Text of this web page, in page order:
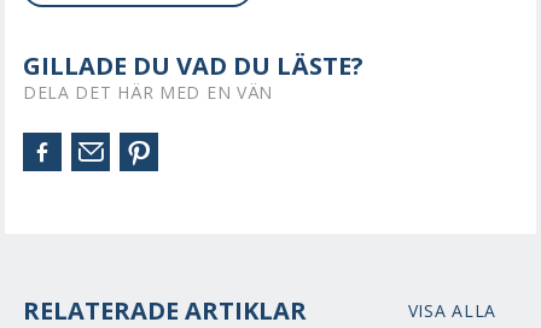
GILLADE DU VAD DU LÄSTE?
DELA DET HÄR MED EN VÄN
RELATERADE ARTIKLAR VISA ALLA